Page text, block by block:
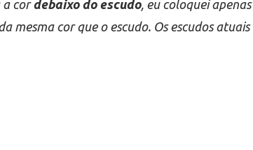
a cordebaixo do escudo, eu coloquei
mesma cor que o escudo. Os escudos